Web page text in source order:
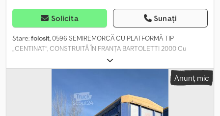
Solicita Sunați
Stare:folosit, 0596 SEMIREMORCĂ CU PLATFORMĂ TIP
„CENTINAT”, CONSTRUITĂ ÎN FRANȚA BARTOLETTI 2000 Cu
acoperiș retractabil Cu sistem de ridicare/coborâre Anvelope
385/65-22.5 Dkedpfxezr E Iuj Afmer Frâne cu tambur A treia axă
înmatriculare AA64815 Parc industrial din Mantova Mai multe
unități disponibile Acceptăm și oferte de schimb 3.300 € plus TVA
Anunț mic